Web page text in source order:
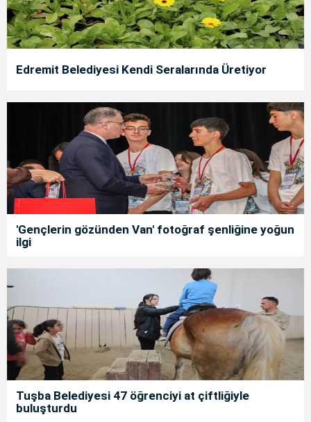
Edremit Belediyesi Kendi Seralarında Üretiyor
'Gençlerin gözünden Van' fotoğraf şenliğine yoğun
ilgi
Tuşba Belediyesi 47 öğrenciyi at çiftliğiyle
buluşturdu